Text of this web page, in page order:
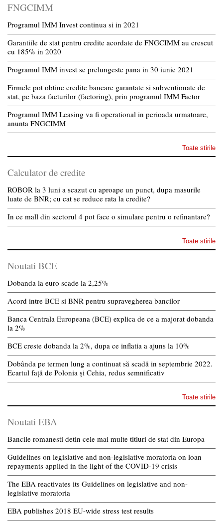
FNGCIMM
Programul IMM Invest continua si in 2021
Garantiile de stat pentru credite acordate de FNGCIMM au crescut
cu 185% in 2020
Programul IMM invest se prelungeste pana in 30 iunie 2021
Firmele pot obtine credite bancare garantate si subventionate de
stat, pe baza facturilor (factoring), prin programul IMM Factor
Programul IMM Leasing va fi operational in perioada urmatoare,
anunta FNGCIMM
Toate stirile
Calculator de credite
ROBOR la 3 luni a scazut cu aproape un punct, dupa masurile
luate de BNR; cu cat se reduce rata la credite?
In ce mall din sectorul 4 pot face o simulare pentru o refinantare?
Toate stirile
Noutati BCE
Dobanda la euro scade la 2,25%
Acord intre BCE si BNR pentru supravegherea bancilor
Banca Centrala Europeana (BCE) explica de ce a majorat dobanda
la 2%
BCE creste dobanda la 2%, dupa ce inflatia a ajuns la 10%
Dobânda pe termen lung a continuat să scadă in septembrie 2022.
Ecartul față de Polonia și Cehia, redus semnificativ
Toate stirile
Noutati EBA
Bancile romanesti detin cele mai multe titluri de stat din Europa
Guidelines on legislative and non-legislative moratoria on loan
repayments applied in the light of the COVID-19 crisis
The EBA reactivates its Guidelines on legislative and non-
legislative moratoria
EBA publishes 2018 EU-wide stress test results